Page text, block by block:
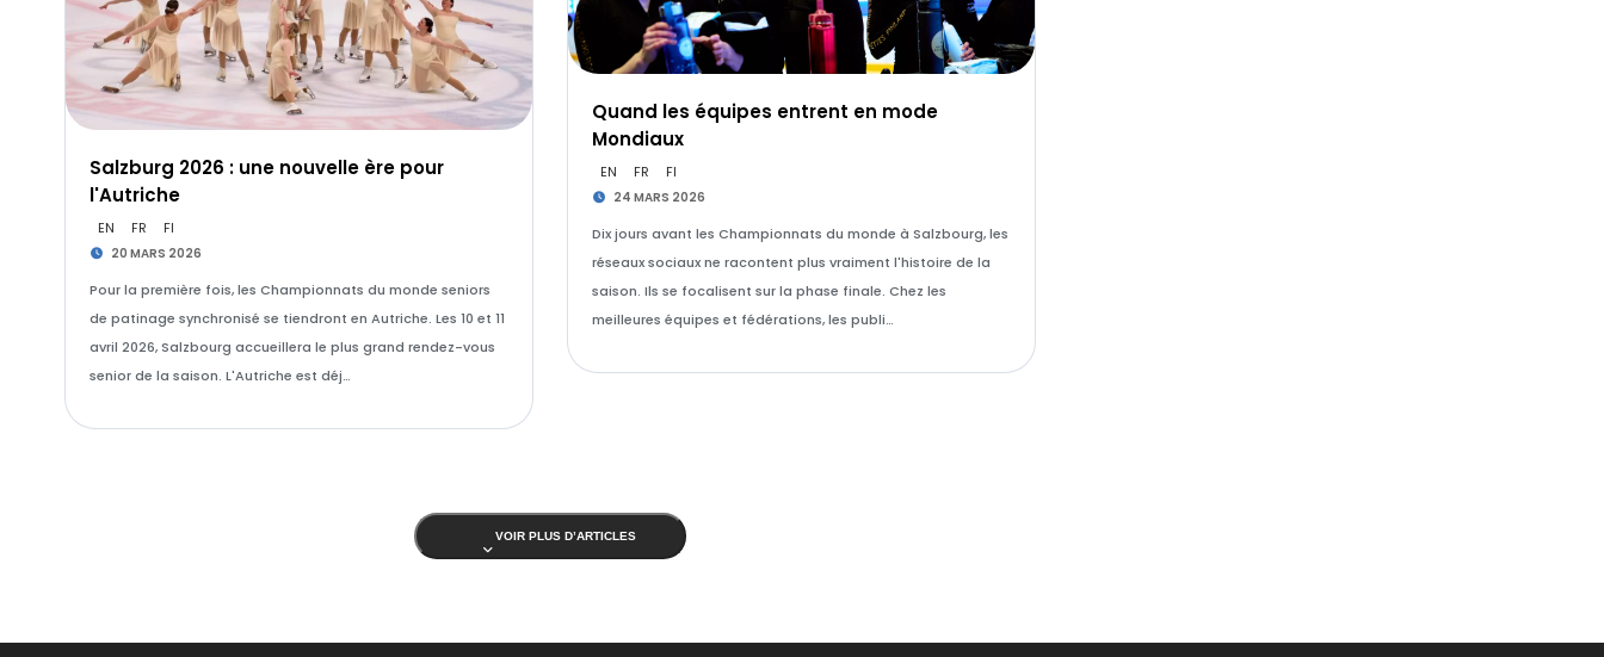
Quand les équipes entrent en mode
Mondiaux
EN FR FI
24 MARS 2026
Dix jours avant les Championnats du monde à Salzbourg, les
réseaux sociaux ne racontent plus vraiment l'histoire de la
saison. Ils se focalisent sur la phase finale. Chez les
meilleures équipes et fédérations, les publi…
Salzburg 2026 : une nouvelle ère pour
l'Autriche
EN FR FI
20 MARS 2026
Pour la première fois, les Championnats du monde seniors
de patinage synchronisé se tiendront en Autriche. Les 10 et 11
avril 2026, Salzbourg accueillera le plus grand rendez-vous
senior de la saison. L'Autriche est déj…
VOIR PLUS D’ARTICLES